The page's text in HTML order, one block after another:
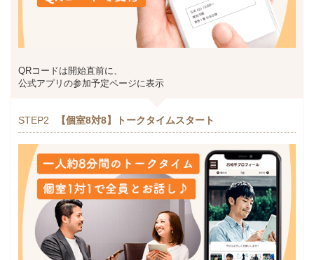
QRコードは開始直前に、
公式アプリの参加予定ページに表示
STEP2 【個室8対8】トークタイムスタート